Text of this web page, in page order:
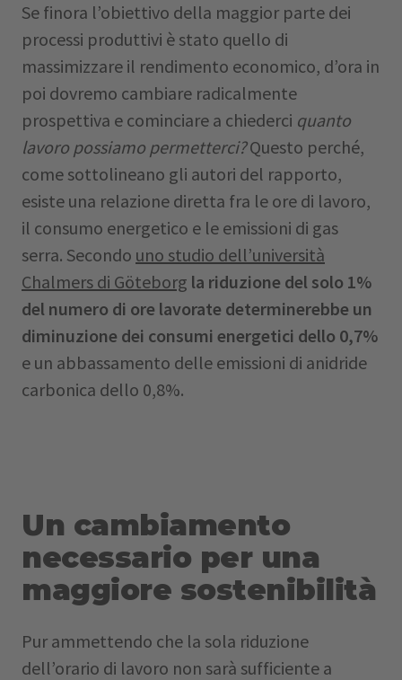
Se finora l’obiettivo della maggior parte dei
processi produttivi è stato quello di
massimizzare il rendimento economico, d’ora in
poi dovremo cambiare radicalmente
prospettiva e cominciare a chiederci quanto
lavoro possiamo permetterci?Questo perché,
come sottolineano gli autori del rapporto,
esiste una relazione diretta fra le ore di lavoro,
il consumo energetico e le emissioni di gas
serra. Secondo uno studio dell’università
Chalmers di Göteborg la riduzione del solo 1%
del numero di ore lavorate determinerebbe un
diminuzione dei consumi energetici dello 0,7%
e un abbassamento delle emissioni di anidride
carbonica dello 0,8%.
Un cambiamento
necessario per una
maggiore sostenibilità
Pur ammettendo che la sola riduzione
dell’orario di lavoro non sarà sufficiente a